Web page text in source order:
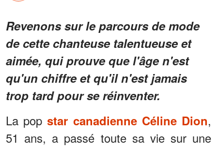
Revenons sur le parcours de mode
de cette chanteuse talentueuse et
aimée, qui prouve que l'âge n'est
qu'un chiffre et qu'il n'est jamais
trop tard pour se réinventer.
La popstar canadienne Céline Dion,
51 ans, a passé toute sa vie sur une